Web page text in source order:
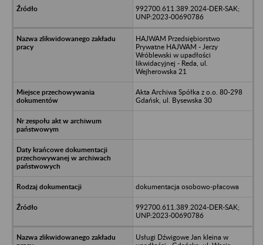
992700.611.389.2024-DER-SAK;
UNP:2023-00690786
HAJWAM Przedsiębiorstwo
Prywatne HAJWAM - Jerzy
Wróblewski w upadłości
likwidacyjnej - Reda, ul.
Wejherowska 21
Akta Archiwa Spółka z o.o. 80-298
Gdańsk, ul. Bysewska 30
dokumentacja osobowo-płacowa
992700.611.389.2024-DER-SAK;
UNP:2023-00690786
Usługi Dźwigowe Jan kleina w